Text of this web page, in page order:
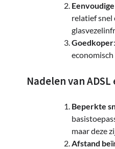
relatief snel
Goedkoper
Nadelen van ADSL
Beperkte
maar deze
Afstand